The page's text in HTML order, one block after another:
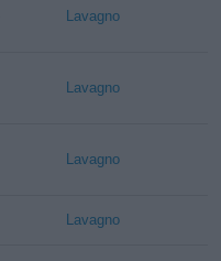
Lavagno
Lavagno
Lavagno
Lavagno